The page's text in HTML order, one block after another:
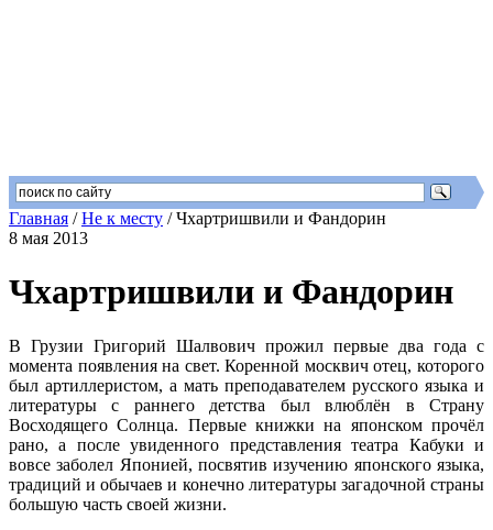
Главная /Не к месту /Чхартришвили и Фандорин
8 мая 2013
Чхартришвили и Фандорин
В Грузии Григорий Шалвович прожил первые два года с
момента появления на свет. Коренной москвич отец, которого
был артиллеристом, а мать преподавателем русского языка и
литературы с раннего детства был влюблён в Страну
Восходящего Солнца. Первые книжки на японском прочёл
рано, а после увиденного представления театра Кабуки и
вовсе заболел Японией, посвятив изучению японского языка,
традиций и обычаев и конечно литературы загадочной страны
большую часть своей жизни.